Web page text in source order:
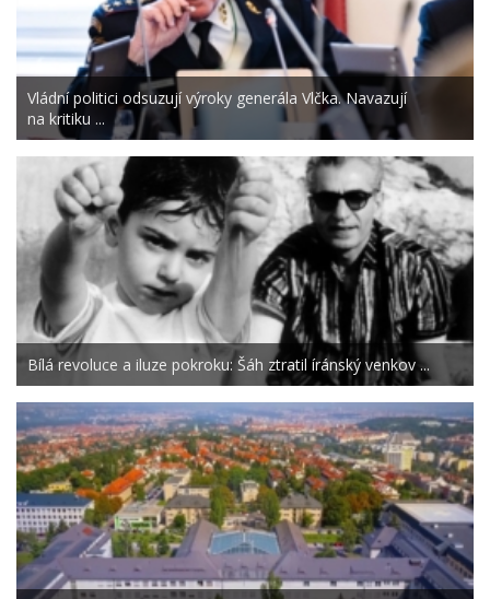
Vládní politici odsuzují výroky generála Vlčka. Navazují
na kritiku ...
Bílá revoluce a iluze pokroku: Šáh ztratil íránský venkov ...